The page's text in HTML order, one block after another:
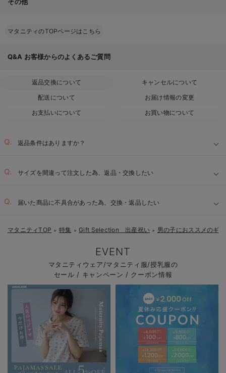
その他
マタニティのTOPページはこちら
Q&A お客様からのよくあるご質問
返品交換について
キャンセルについて
配送について
お届け情報の変更
お支払いについて
お買い物について
返品条件はありますか？
サイズを間違って注文した為、返品・交換したい
届いた商品に不具合があった為、交換・返品したい
マタニティTOP ＞ 特集 ＞ Gift Selection 出産祝い ＞ 男の子におススメのギ
EVENT
マタニティウェア/マタニティ服/授乳服の
セール / キャンペーン / クーポン情報